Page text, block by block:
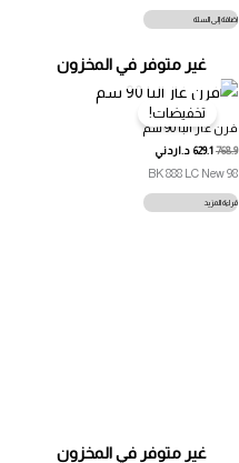
إضافة إلى السلة
غير متوفر في المخزون
تخفيضات!
فرن غاز البا 90 سم
768.9
629.1 د.اردني
98 BK 888 LC New
قراءة المزيد
غير متوفر في المخزون